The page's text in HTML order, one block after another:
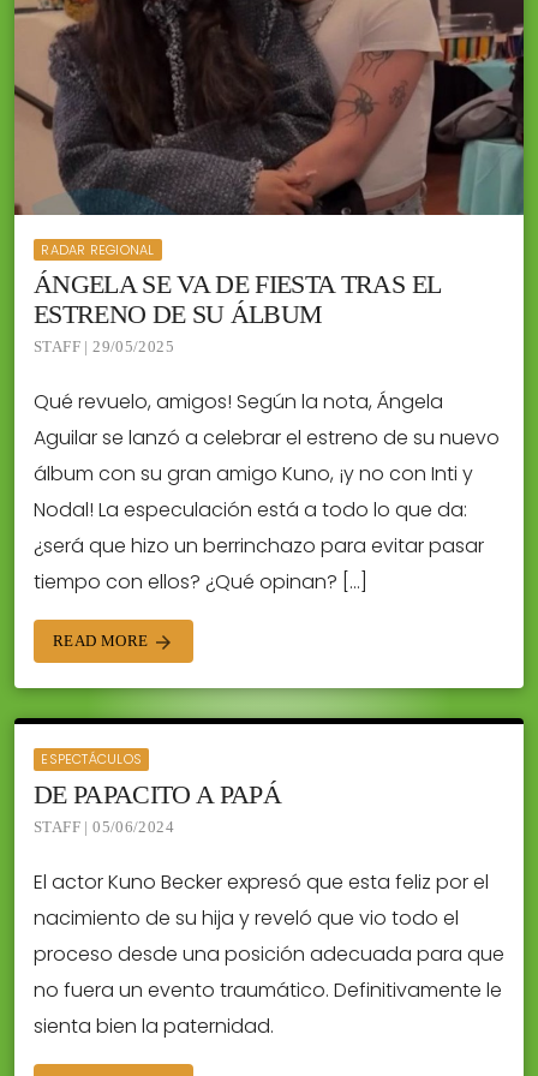
RADAR REGIONAL
ÁNGELA SE VA DE FIESTA TRAS EL
ESTRENO DE SU ÁLBUM
STAFF | 29/05/2025
Qué revuelo, amigos! Según la nota, Ángela
Aguilar se lanzó a celebrar el estreno de su nuevo
álbum con su gran amigo Kuno, ¡y no con Inti y
Nodal! La especulación está a todo lo que da:
¿será que hizo un berrinchazo para evitar pasar
tiempo con ellos? ¿Qué opinan? […]
READ MORE arrow_forward
ESPECTÁCULOS
DE PAPACITO A PAPÁ
STAFF | 05/06/2024
El actor Kuno Becker expresó que esta feliz por el
nacimiento de su hija y reveló que vio todo el
proceso desde una posición adecuada para que
no fuera un evento traumático. Definitivamente le
sienta bien la paternidad.